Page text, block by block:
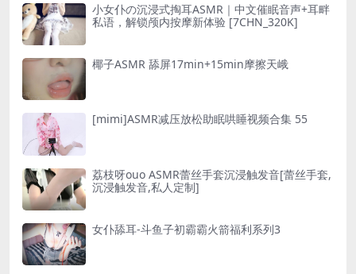
小女仆の沉浸式掏耳ASMR｜中文催眠音声+耳畔
私语，解锁颅内按摩新体验 [7CHN_320K]
椰子ASMR 舔屏17min+15min摩擦天峨
[mimi]ASMR减压放松助眠哄睡视频合集 55
荔枝呀ouo ASMR蕾丝手套沉浸触发音[蕾丝手套,
沉浸触发音,私人定制]
女仆舔耳-斗鱼子初霸霸火箭福利系列3